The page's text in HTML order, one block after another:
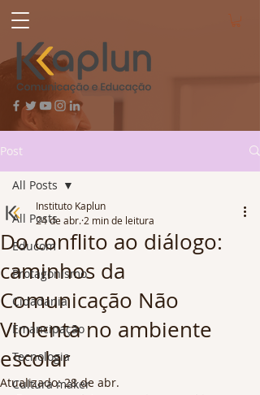
Post
All Posts
Educom
Protagonismo
Cidadania
Emancipação
Tecnologia
Cultura maker
All Posts
Do conflito ao diálogo:
caminhos da
Comunicação Não
Violenta no ambiente
escolar
Instituto Kaplun
24 de abr. 2 min de leitura
Atualizado:28 de abr.